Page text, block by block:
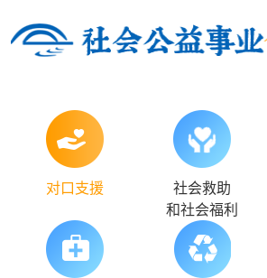
对口支援
社会救助
和社会福利